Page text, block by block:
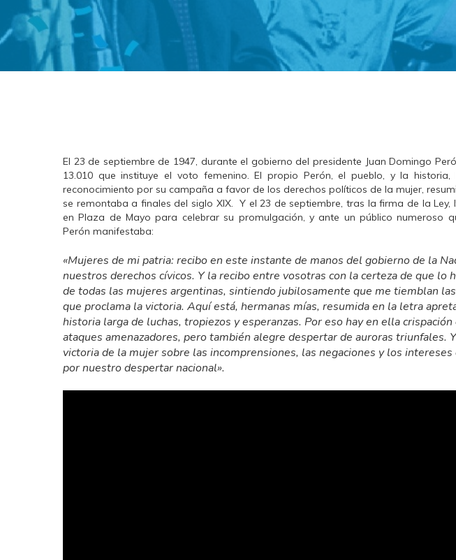
El 23 de septiembre de 1947, durante el gobierno del presidente Juan Domingo
13.010 que instituye el voto femenino. El propio Perón, el pueblo, y la
reconocimiento por su campaña a favor de los derechos políticos de la mujer,
se remontaba a finales del siglo XIX. Y el 23 de septiembre, tras la firma de la Ley,
en Plaza de Mayo para celebrar su promulgación, y ante un público numeroso
Perón manifestaba:
«Mujeres de mi patria: recibo en este instante de manos del gobierno de la
nuestros derechos cívicos. Y la recibo entre vosotras con la certeza de que lo
de todas las mujeres argentinas, sintiendo jubilosamente que me tiemblan
que proclama la victoria. Aquí está, hermanas mías, resumida en la letra
historia larga de luchas, tropiezos y esperanzas. Por eso hay en ella
ataques amenazadores, pero también alegre despertar de auroras triunfales.
victoria de la mujer sobre las incomprensiones, las negaciones y los intereses
por nuestro despertar nacional».